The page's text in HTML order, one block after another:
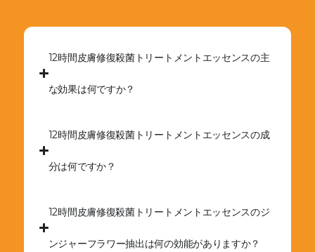
12時間皮膚修復殺菌トリートメントエッセンスの主
な効果は何ですか？
12時間皮膚修復殺菌トリートメントエッセンスの成
分は何ですか？
12時間皮膚修復殺菌トリートメントエッセンスのジ
ンジャーフラワー抽出は何の効能がありますか？